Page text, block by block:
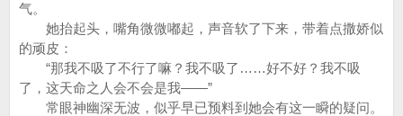
气。
她抬起头，嘴角微微嘟起，声音软了下来，带着点撒娇似
的顽皮：
“那我不吸了不行了嘛？我不吸了……好不好？我不吸
了，这天命之人会不会是我——”
常眼神幽深无波，似乎早已预料到她会有这一瞬的疑问。